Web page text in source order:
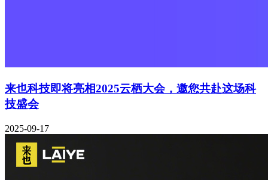
来也科技即将亮相2025云栖大会，邀您共赴这场科
技盛会
2025-09-17